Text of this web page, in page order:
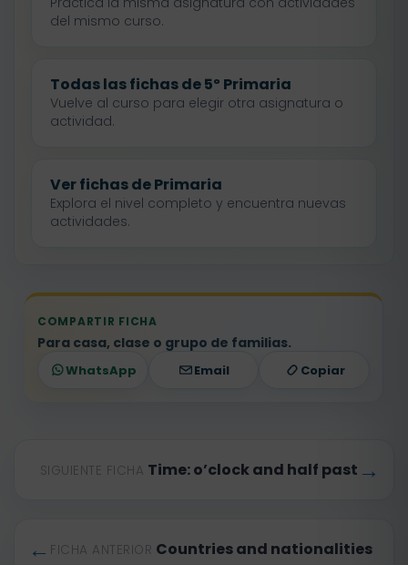
del mismo curso.
Todas las fichas de 5º Primaria
Vuelve al curso para elegir otra asignatura o
actividad.
Ver fichas de Primaria
Explora el nivel completo y encuentra nuevas
actividades.
COMPARTIR FICHA
Para casa, clase o grupo de familias.
WhatsApp Email Copiar
← FICHA ANTERIOR Countries and nationalities
SIGUIENTE FICHA Time: o’clock and half past →